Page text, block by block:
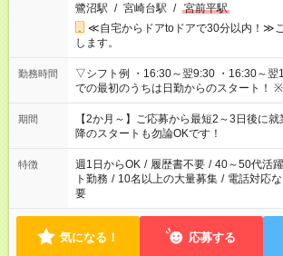
鷺沼駅 / 宮崎台駅 / 宮前平駅
≪自宅からドアtoドアで30分以内！≫
します。
勤務時間
▽シフト例 ・16:30～翌9:30 ・16:30～翌
での最初のうちは日勤からのスタート！ ※Wワーク希望の方へ
今ご覧のお仕事で希望する勤務時間と、
時間。 合計で週40時間を超える場合は応
期間
【2か月～】ご応募から最短2～3日後に
降のスタートも勿論OKです！
特徴 週1日からOK / 履歴書不要 / 40～50代活
ト勤務 / 10名以上の大量募集 / 電話対応な
要
気になる！ 応募する